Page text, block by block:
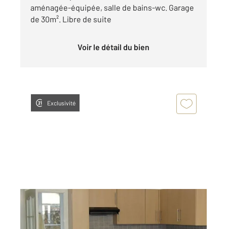
aménagée-équipée, salle de bains-wc. Garage
de 30m². Libre de suite
Voir le détail du bien
Exclusivité
CHATEAUDUN 28
43,42 m2
, 2 pièces
Ref : 3850